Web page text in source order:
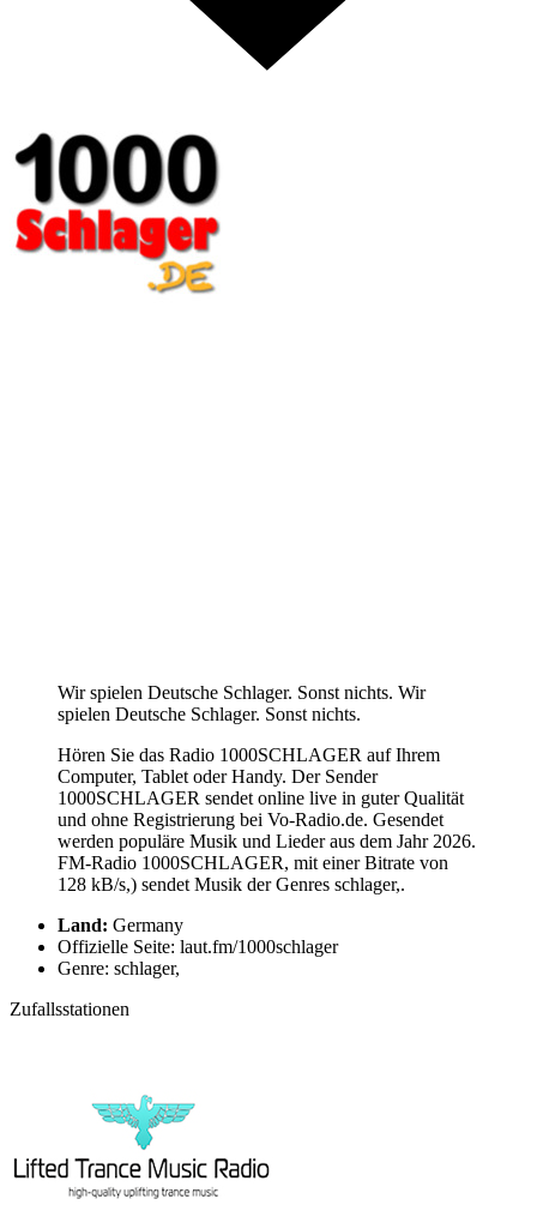
Wir spielen Deutsche Schlager. Sonst nichts. Wir
spielen Deutsche Schlager. Sonst nichts.
Hören Sie das Radio 1000SCHLAGER auf Ihrem
Computer, Tablet oder Handy. Der Sender
1000SCHLAGER sendet online live in guter Qualität
und ohne Registrierung bei Vo-Radio.de. Gesendet
werden populäre Musik und Lieder aus dem Jahr 2026.
FM-Radio 1000SCHLAGER, mit einer Bitrate von
128 kB/s,) sendet Musik der Genres schlager,.
Land: Germany
Offizielle Seite: laut.fm/1000schlager
Genre: schlager,
Zufallsstationen